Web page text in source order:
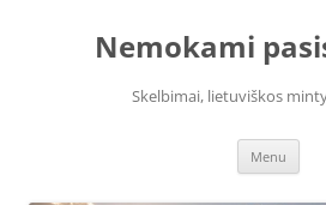
Nemokami
Skelbimai, lietuviškos
Menu